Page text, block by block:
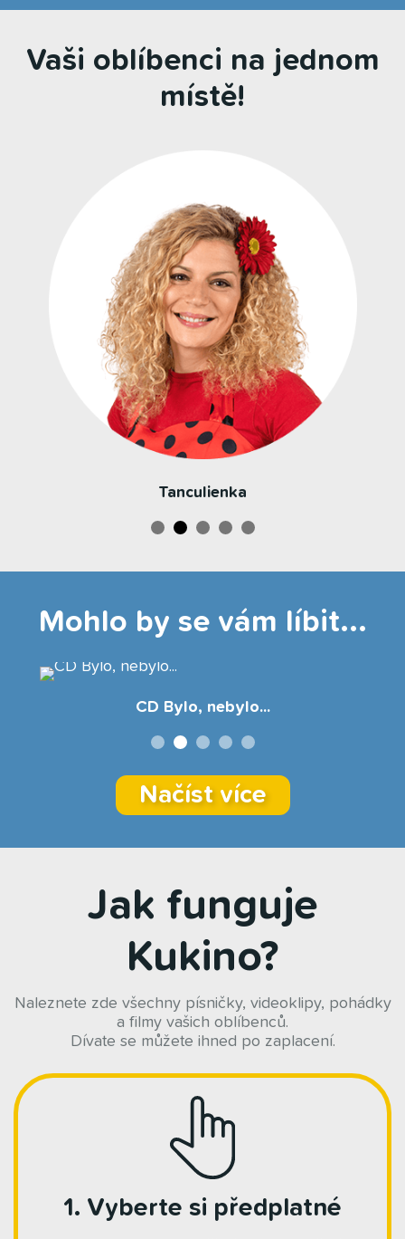
Vaši oblíbenci na jednom
místě!
Tanculienka
Mohlo by se vám líbit...
CD Bylo, nebylo...
Načíst více
Jak funguje
Kukino?
Naleznete zde všechny písničky, videoklipy, pohádky
a filmy vašich oblíbenců.
Dívate se můžete ihned po zaplacení.
1. Vyberte si předplatné